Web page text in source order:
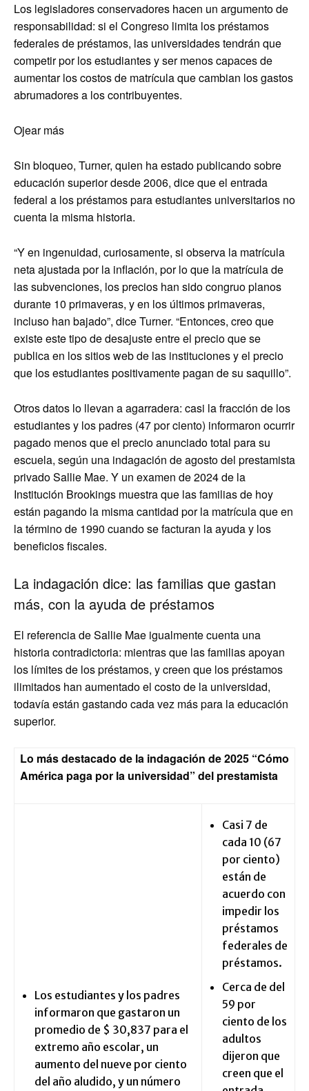
Los legisladores conservadores hacen un argumento de
responsabilidad: si el Congreso limita los préstamos
federales de préstamos, las universidades tendrán que
competir por los estudiantes y ser menos capaces de
aumentar los costos de matrícula que cambian los gastos
abrumadores a los contribuyentes.
Ojear más
Sin bloqueo, Turner, quien ha estado publicando sobre
educación superior desde 2006, dice que el entrada
federal a los préstamos para estudiantes universitarios no
cuenta la misma historia.
“Y en ingenuidad, curiosamente, si observa la matrícula
neta ajustada por la inflación, por lo que la matrícula de
las subvenciones, los precios han sido congruo planos
durante 10 primaveras, y en los últimos primaveras,
incluso han bajado”, dice Turner. “Entonces, creo que
existe este tipo de desajuste entre el precio que se
publica en los sitios web de las instituciones y el precio
que los estudiantes positivamente pagan de su saquillo”.
Otros datos lo llevan a agarradera: casi la fracción de los
estudiantes y los padres (47 por ciento) informaron ocurrir
pagado menos que el precio anunciado total para su
escuela, según una indagación de agosto del prestamista
privado Sallie Mae. Y un examen de 2024 de la
Institución Brookings muestra que las familias de hoy
están pagando la misma cantidad por la matrícula que en
la término de 1990 cuando se facturan la ayuda y los
beneficios fiscales.
La indagación dice: las familias que gastan
más, con la ayuda de préstamos
El referencia de Sallie Mae igualmente cuenta una
historia contradictoria: mientras que las familias apoyan
los límites de los préstamos, y creen que los préstamos
ilimitados han aumentado el costo de la universidad,
todavía están gastando cada vez más para la educación
superior.
Lo más destacado de la indagación de 2025 “Cómo
América paga por la universidad” del prestamista
Los estudiantes y los padres
informaron que gastaron un
promedio de $ 30,837 para el
extremo año escolar, un
aumento del nueve por ciento
del año aludido, y un número
Casi 7 de
cada 10 (67
por ciento)
están de
acuerdo con
impedir los
préstamos
federales de
préstamos.
Cerca de del
59 por
ciento de los
adultos
dijeron que
creen que el